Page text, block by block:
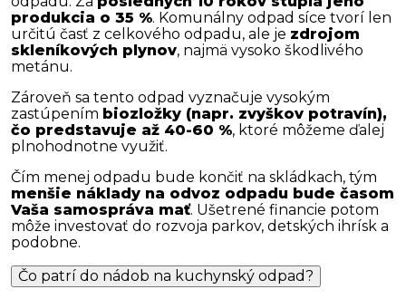
produkcia o 35 %. Komunálny odpad síce tvorí len
určitú časť z celkového odpadu, ale je zdrojom
skleníkových plynov, najmä vysoko škodlivého
metánu.
Zároveň sa tento odpad vyznačuje vysokým
zastúpením biozložky (napr. zvyškov potravín),
čo predstavuje až 40-60 %, ktoré môžeme ďalej
plnohodnotne využiť.
Čím menej odpadu bude končiť na skládkach, tým
menšie náklady na odvoz odpadu bude časom
Vaša samospráva mať. Ušetrené financie potom
môže investovať do rozvoja parkov, detských ihrísk a
podobne.
Čo patrí do nádob na kuchynský odpad?